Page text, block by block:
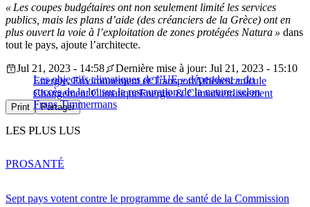
« Les coupes budgétaires ont non seulement limité les services
publics, mais les plans d’aide (des créanciers de la Grèce) ont en
plus ouvert la voie à l’exploitation de zones protégées Natura » dans
tout le pays, ajoute l’architecte.
Les objectifs climatiques de l’UE « dépendent » du
succès de la loi sur la restauration de la nature, selon
Frans Timmermans
Jul 21, 2023 - 14:58
Dernière mise à jour: Jul 21, 2023 - 15:10
Energie, Environnement et TransportAthènescanicule
Changement ClimatiqueEnergie & Climatverdissement
Print Partager
LES PLUS LUS
Sept pays votent contre le programme de santé de la Commission
PROSANTÉ